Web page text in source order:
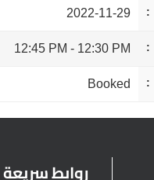
2022-11-29
12:30 PM
-
12:45 PM
Booked
روابط سريعة